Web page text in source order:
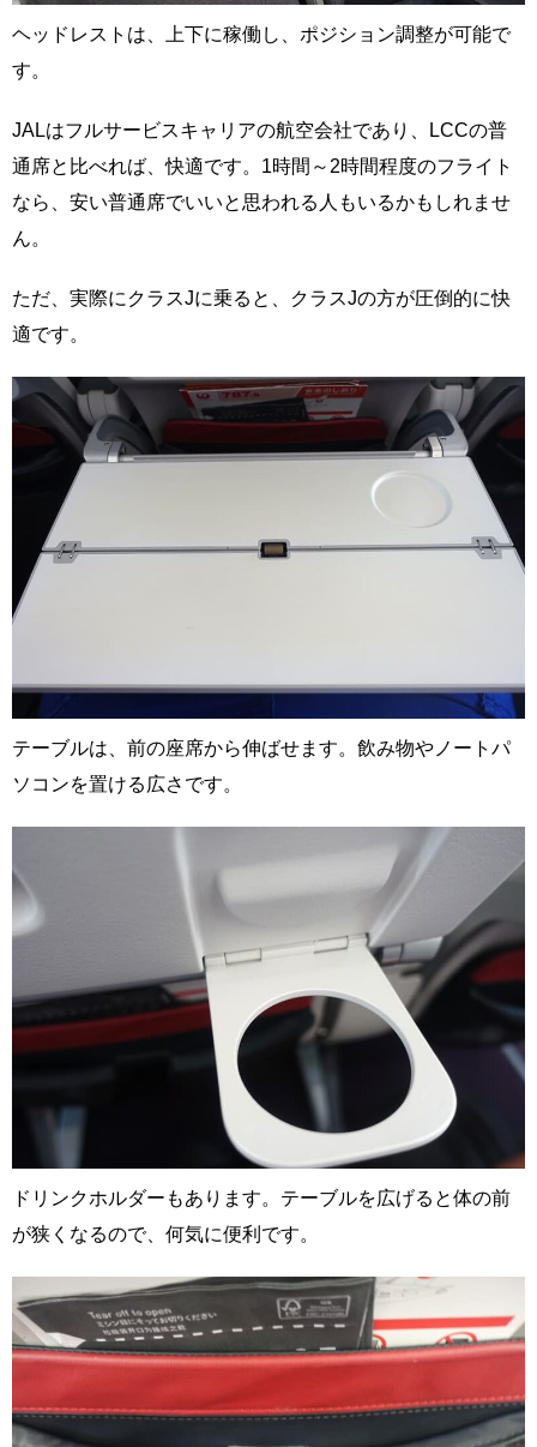
ヘッドレストは、上下に稼働し、ポジション調整が可能で
す。
JALはフルサービスキャリアの航空会社であり、LCCの普
通席と比べれば、快適です。1時間～2時間程度のフライト
なら、安い普通席でいいと思われる人もいるかもしれませ
ん。
ただ、実際にクラスJに乗ると、クラスJの方が圧倒的に快
適です。
テーブルは、前の座席から伸ばせます。飲み物やノートパ
ソコンを置ける広さです。
ドリンクホルダーもあります。テーブルを広げると体の前
が狭くなるので、何気に便利です。